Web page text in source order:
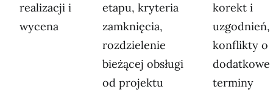
realizacji i
wycena
etapu, kryteria
zamknięcia,
rozdzielenie
bieżącej obsługi
od projektu
korekt i
uzgodnień,
konflikty o
dodatkowe
terminy